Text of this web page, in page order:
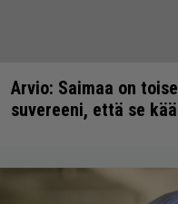
Arvio: Saimaa on
suvereeni, että se